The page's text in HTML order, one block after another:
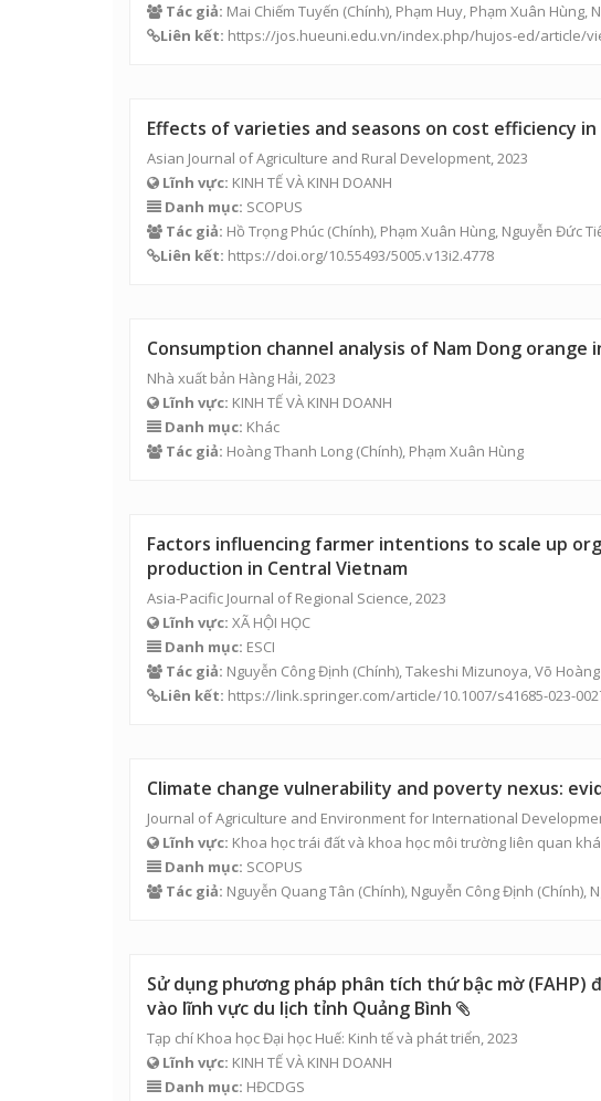
Tác giả: Mai Chiếm Tuyến (Chính), Phạm Huy, Phạm Xuân Hùng,
Liên kết: https://jos.hueuni.edu.vn/index.php/hujos-ed/article/
Effects of varieties and seasons on cost efficiency
Asian Journal of Agriculture and Rural Development, 2023
Lĩnh vực: KINH TẾ VÀ KINH DOANH
Danh mục: SCOPUS
Tác giả: Hồ Trọng Phúc (Chính), Phạm Xuân Hùng, Nguyễn Đức
Liên kết: https://doi.org/10.55493/5005.v13i2.4778
Consumption channel analysis of Nam Dong orange
Nhà xuất bản Hàng Hải, 2023
Lĩnh vực: KINH TẾ VÀ KINH DOANH
Danh mục: Khác
Tác giả: Hoàng Thanh Long (Chính), Phạm Xuân Hùng
Factors influencing farmer intentions to scale up
production in Central Vietnam
Asia-Pacific Journal of Regional Science, 2023
Lĩnh vực: XÃ HỘI HỌC
Danh mục: ESCI
Tác giả: Nguyễn Công Định (Chính), Takeshi Mizunoya,Võ
Liên kết: https://link.springer.com/article/10.1007/s41685-023-
Climate change vulnerability and poverty nexus:
Journal of Agriculture and Environment for International
Lĩnh vực: Khoa học trái đất và khoa học môi trường liên quan
Danh mục: SCOPUS
Tác giả: Nguyễn Quang Tân (Chính), Nguyễn Công Định (Chính),
Sử dụng phương pháp phân tích thứ bậc mờ
vào lĩnh vực du lịch tỉnh Quảng Bình
Tạp chí Khoa học Đại học Huế: Kinh tế và phát triển, 2023
Lĩnh vực: KINH TẾ VÀ KINH DOANH
Danh mục: HĐCDGS